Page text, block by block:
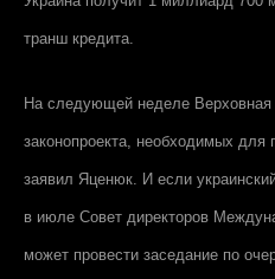
транш кредита.
На следующей неделе
законопроекта, необходимых для
заявил Яценюк. И если
в июле Совет директоров
может провести заседание по